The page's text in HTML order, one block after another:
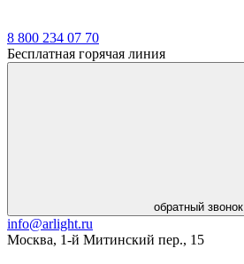
8 800 234 07 70
Бесплатная горячая линия
обратный звонок
info@arlight.ru
Москва, 1-й Митинский пер., 15